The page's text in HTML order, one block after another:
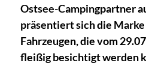
Ostsee-Campingpartner
präsentiert sich die
Fahrzeugen, die vom
fleißig besichtigt werden